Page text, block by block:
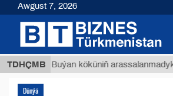
TDHÇMB
Buýan köküniň arassalanmadyk
Dünýä
Awgust 7, 2026